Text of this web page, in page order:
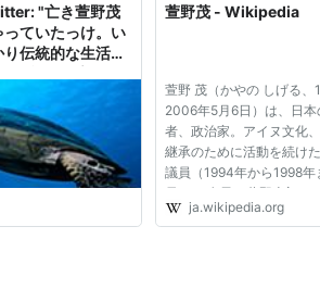
"亡き萱野茂
ていたっけ。い
伝統的な生活様
、アイヌがアイ
時代には、あん
マゲしてたんで
あんたらはまだ
？…至言である。"
萱野茂 - Wikipedia
萱野 茂（かやの しげる
2006年5月6日）は、日
者、政治家。アイヌ文化
継承のために活動を続け
議員（1994年から1998年
員）。 息子の萱野志朗は
ヌ資料館館長、世界先住
ja.wikipedia.org